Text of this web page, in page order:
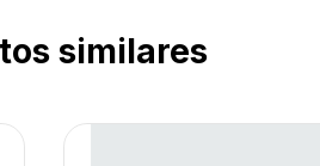
similares